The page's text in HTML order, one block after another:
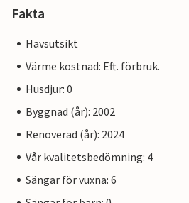
Fakta
Havsutsikt
Värme kostnad: Eft. förbruk.
Husdjur: 0
Byggnad (år): 2002
Renoverad (år): 2024
Vår kvalitetsbedömning: 4
Sängar för vuxna: 6